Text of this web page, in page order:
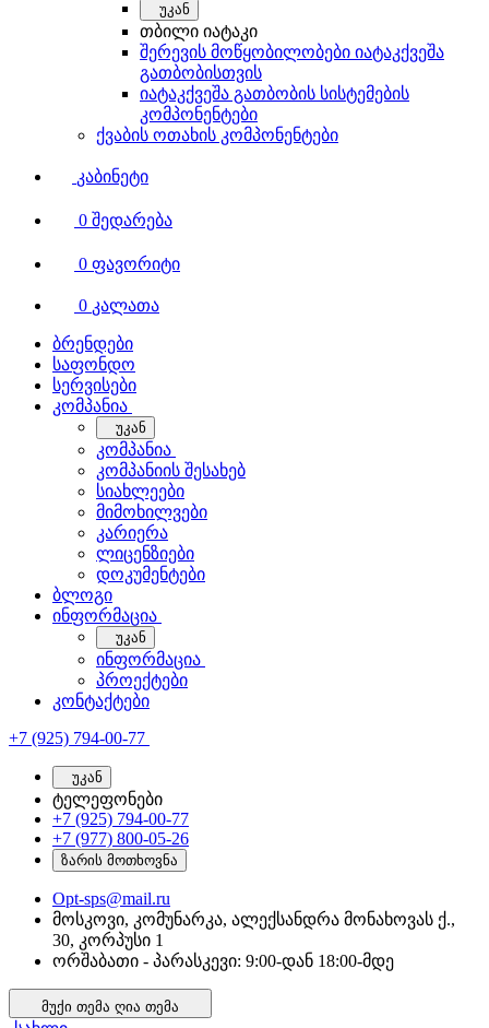
უკან
თბილი იატაკი
შერევის მოწყობილობები იატაკქვეშა
გათბობისთვის
იატაკქვეშა გათბობის სისტემების
კომპონენტები
ქვაბის ოთახის კომპონენტები
კაბინეტი
0 შედარება
0 ფავორიტი
0 კალათა
ბრენდები
საფონდო
სერვისები
კომპანია
უკან
კომპანია
კომპანიის შესახებ
სიახლეები
მიმოხილვები
კარიერა
ლიცენზიები
დოკუმენტები
ბლოგი
ინფორმაცია
უკან
ინფორმაცია
პროექტები
კონტაქტები
+7 (925) 794-00-77
უკან
ტელეფონები
+7 (925) 794-00-77
+7 (977) 800-05-26
ზარის მოთხოვნა
Opt-sps@mail.ru
მოსკოვი, კომუნარკა, ალექსანდრა მონახოვას ქ.,
30, კორპუსი 1
ორშაბათი - პარასკევი: 9:00-დან 18:00-მდე
მუქი თემა ღია თემა